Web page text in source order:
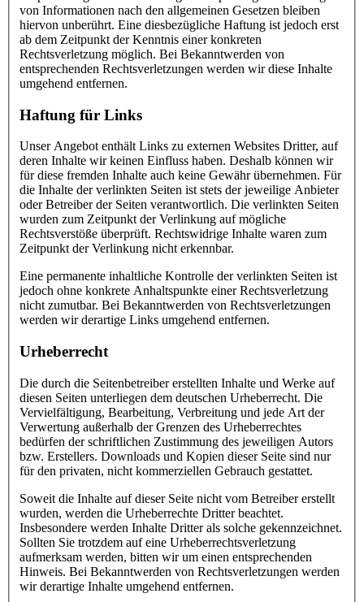
von Informationen nach den allgemeinen Gesetzen bleiben
hiervon unberührt. Eine diesbezügliche Haftung ist jedoch erst
ab dem Zeitpunkt der Kenntnis einer konkreten
Rechtsverletzung möglich. Bei Bekanntwerden von
entsprechenden Rechtsverletzungen werden wir diese Inhalte
umgehend entfernen.
Haftung für Links
Unser Angebot enthält Links zu externen Websites Dritter, auf
deren Inhalte wir keinen Einfluss haben. Deshalb können wir
für diese fremden Inhalte auch keine Gewähr übernehmen. Für
die Inhalte der verlinkten Seiten ist stets der jeweilige Anbieter
oder Betreiber der Seiten verantwortlich. Die verlinkten Seiten
wurden zum Zeitpunkt der Verlinkung auf mögliche
Rechtsverstöße überprüft. Rechtswidrige Inhalte waren zum
Zeitpunkt der Verlinkung nicht erkennbar.
Eine permanente inhaltliche Kontrolle der verlinkten Seiten ist
jedoch ohne konkrete Anhaltspunkte einer Rechtsverletzung
nicht zumutbar. Bei Bekanntwerden von Rechtsverletzungen
werden wir derartige Links umgehend entfernen.
Urheberrecht
Die durch die Seitenbetreiber erstellten Inhalte und Werke auf
diesen Seiten unterliegen dem deutschen Urheberrecht. Die
Vervielfältigung, Bearbeitung, Verbreitung und jede Art der
Verwertung außerhalb der Grenzen des Urheberrechtes
bedürfen der schriftlichen Zustimmung des jeweiligen Autors
bzw. Erstellers. Downloads und Kopien dieser Seite sind nur
für den privaten, nicht kommerziellen Gebrauch gestattet.
Soweit die Inhalte auf dieser Seite nicht vom Betreiber erstellt
wurden, werden die Urheberrechte Dritter beachtet.
Insbesondere werden Inhalte Dritter als solche gekennzeichnet.
Sollten Sie trotzdem auf eine Urheberrechtsverletzung
aufmerksam werden, bitten wir um einen entsprechenden
Hinweis. Bei Bekanntwerden von Rechtsverletzungen werden
wir derartige Inhalte umgehend entfernen.